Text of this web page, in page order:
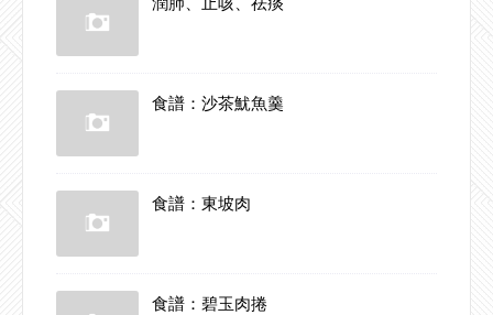
食譜：沙茶魷魚羹
食譜：東坡肉
食譜：碧玉肉捲